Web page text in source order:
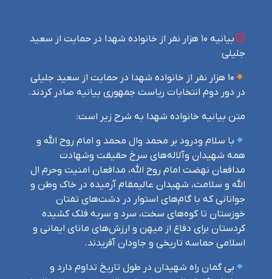
بیانیه ۱۰ هزار نفر از خانواده شهدا در حمایت از سعید
جلیلی
۱۰ هزار نفر از خانواده شهدا در حمایت از سعید جلیلی
در دور دوم انتخابات ریاست جمهوری بیانیه صادر کردند.
متن بیانیه خانواده شهدا به شرح زیر است:
با سلام ودرود بر محمد وال محمد و امام روح الله و
همه شهیدان وآلاله‌های سرخ حقیقت وشهادت
مدافعان نهضت امام روح الله، مدافعان امنیت وحرم ال
الله و سلامت، شهیدان عالیمقام آرمیده در خاک وطن و
جوانانی که با گام‌های استوار در دشت‌های تفتان
خوزستان تا کوه‌های سخت، سرد و سربه فلک کشیده
کردستان برای دفاع از میهن و ارزش‌های مانای ایمانی و
اسلامی حماسه تاریخی و جاودان آفریدند.
بی گمان راه شهیدان در طول تاریخ تداوم دارد و